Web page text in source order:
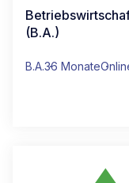
(B.A.)
B.A.36 Monate